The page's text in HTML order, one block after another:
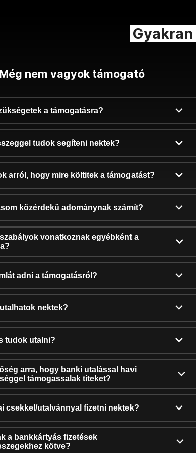
Még nem vagyok támogató
a támogatásra?
tudok segíteni nektek?
arról, hogy mire költitek a támogatást?
közérdekű adománynak számít?
vonatkoznak egyébként a
adni a támogatásról?
nektek?
tudok utalni?
arra, hogy banki utalással havi
támogassalak titeket?
csekkel/utalvánnyal fizetni nektek?
a bankkártyás fizetések
kötve?